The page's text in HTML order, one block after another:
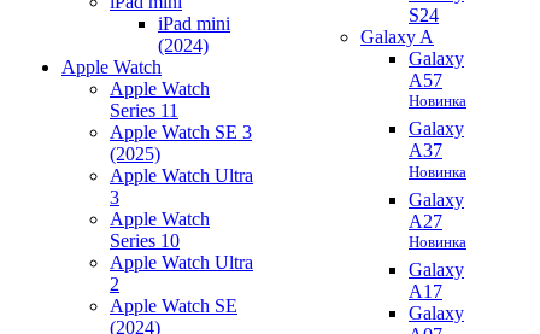
iPad mini
(2024)
Apple Watch
Apple Watch
Series 11
Apple Watch SE 3
(2025)
Apple Watch Ultra
3
Apple Watch
Series 10
Apple Watch Ultra
2
Apple Watch SE
(2024)
S24
Galaxy A
Galaxy
A57
Новинка
Galaxy
A37
Новинка
Galaxy
A27
Новинка
Galaxy
A17
Galaxy